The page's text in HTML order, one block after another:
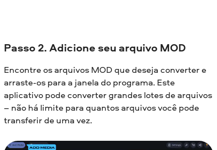
Passo 2. Adicione seu arquivo MOD
Encontre os arquivos MOD que deseja converter e
arraste-os para a janela do programa. Este
aplicativo pode converter grandes lotes de arquivos
– não há limite para quantos arquivos você pode
transferir de uma vez.